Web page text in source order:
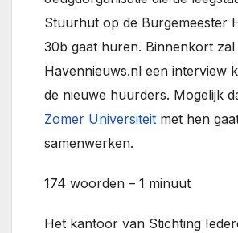
Stuurhut op de Burgemeester
30b gaat huren. Binnenkort zal
Havennieuws.nl een interview
de nieuwe huurders. Mogelijk
Zomer Universiteit met hen
samenwerken.
174 woorden – 1 minuut
Het kantoor van Stichting